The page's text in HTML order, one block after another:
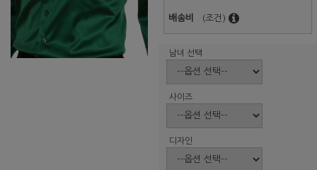
배송비 (조건)
남녀 선택
사이즈
디자인